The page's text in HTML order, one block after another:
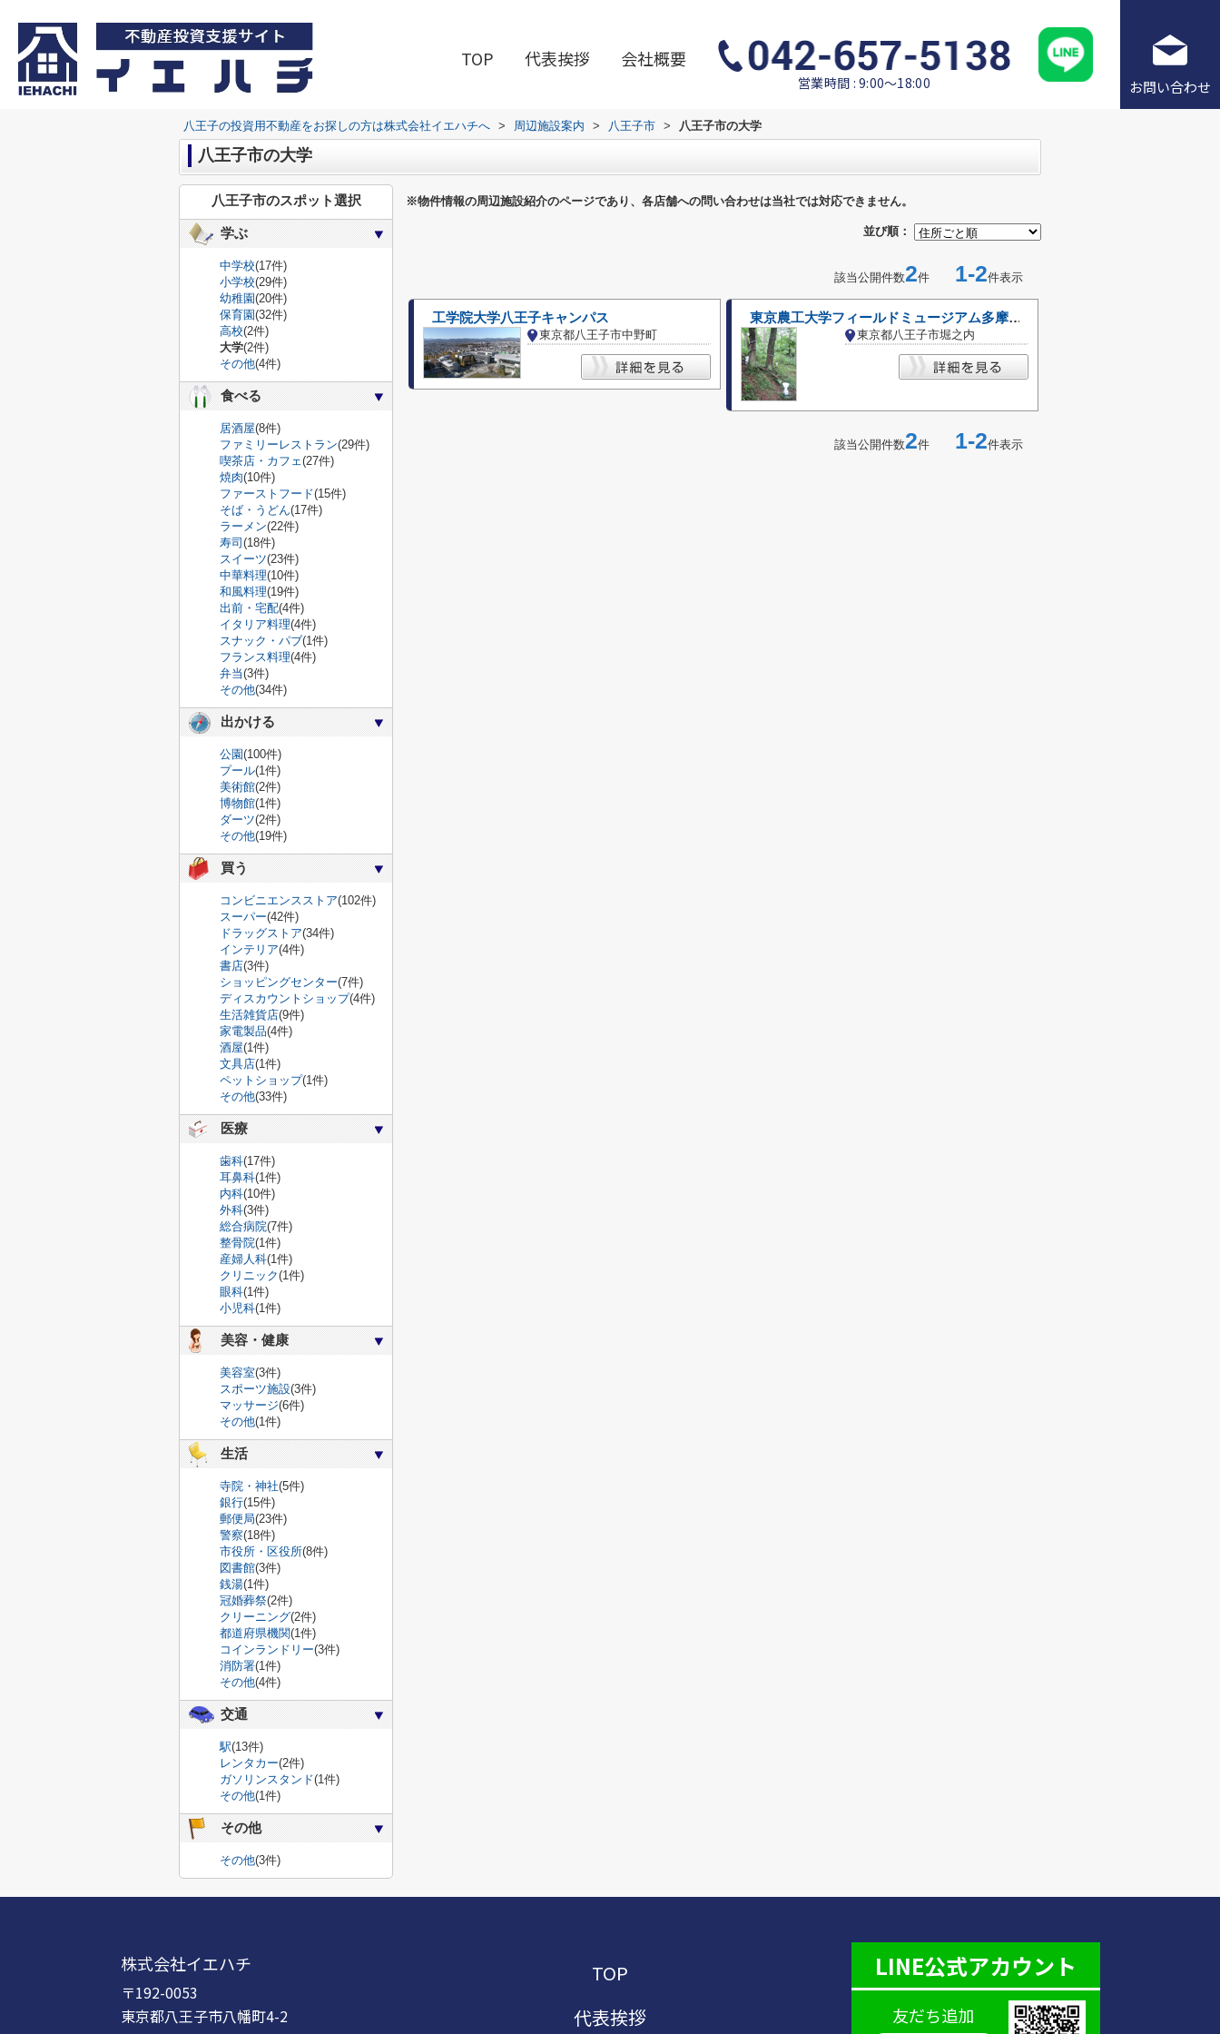
TOP 代表挨拶 会社概要
営業時間 : 9:00～18:00 お問い合わせ
八王子の投資用不動産をお探しの方は株式会社イエハチへ > 周辺施設案内 > 八王子市 > 八王子市の大学
八王子市の大学
※物件情報の周辺施設紹介のページであり、各店舗への問い合わせは当社では対応できません。
並び順：
該当公開件数2件 1-2件表示
工学院大学八王子キャンパス
東京都八王子市中野町
東京農工大学フィールドミュージアム多摩丘陵
東京都八王子市堀之内
該当公開件数2件 1-2件表示
八王子市のスポット選択
学ぶ
中学校(17件)
小学校(29件)
幼稚園(20件)
保育園(32件)
高校(2件)
大学(2件)
その他(4件)
食べる
居酒屋(8件)
ファミリーレストラン(29件)
喫茶店・カフェ(27件)
焼肉(10件)
ファーストフード(15件)
そば・うどん(17件)
ラーメン(22件)
寿司 (18件)
スイーツ(23件)
中華料理(10件)
和風料理(19件)
出前・宅配(4件)
イタリア料理(4件)
スナック・パブ(1件)
フランス料理(4件)
弁当(3件)
その他(34件)
出かける
公園(100件)
プール(1件)
美術館(2件)
博物館(1件)
ダーツ(2件)
その他(19件)
買う
コンビニエンスストア(102件)
スーパー(42件)
ドラッグストア(34件)
インテリア(4件)
書店(3件)
ショッピングセンター(7件)
ディスカウントショップ(4件)
生活雑貨店(9件)
家電製品(4件)
酒屋(1件)
文具店(1件)
ペットショップ(1件)
その他(33件)
医療
歯科(17件)
耳鼻科(1件)
内科(10件)
外科(3件)
総合病院(7件)
整骨院(1件)
産婦人科(1件)
クリニック(1件)
眼科(1件)
小児科(1件)
美容・健康
美容室(3件)
スポーツ施設(3件)
マッサージ(6件)
その他(1件)
生活
寺院・神社(5件)
銀行(15件)
郵便局(23件)
警察(18件)
市役所・区役所(8件)
図書館(3件)
銭湯(1件)
冠婚葬祭(2件)
クリーニング(2件)
都道府県機関(1件)
コインランドリー(3件)
消防署(1件)
その他(4件)
交通
駅(13件)
レンタカー(2件)
ガソリンスタンド(1件)
その他(1件)
その他
その他(3件)
株式会社イエハチ
〒192-0053
東京都八王子市八幡町4-2
TOP
代表挨拶
LINE公式アカウント
友だち追加